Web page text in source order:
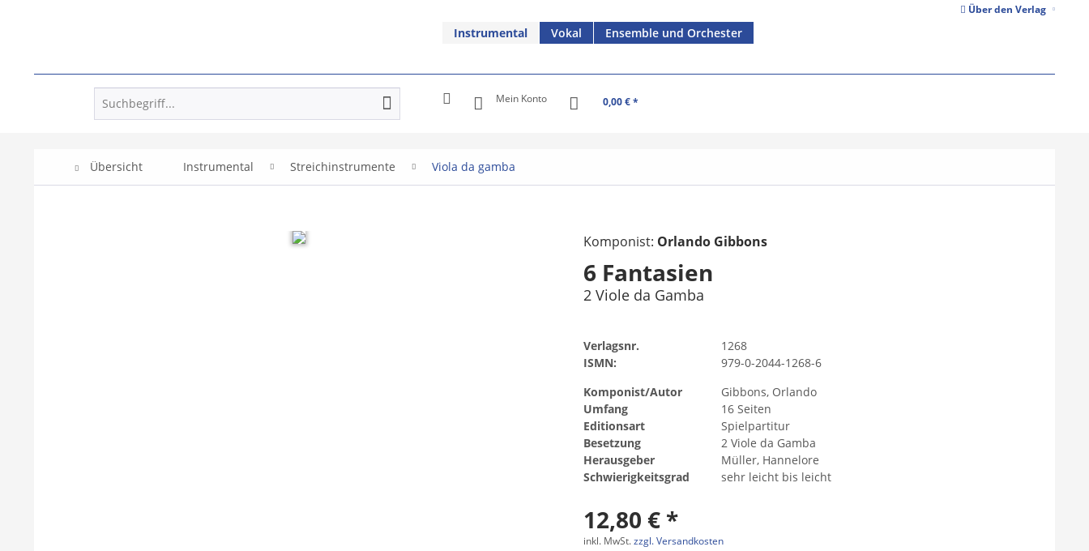
Über den Verlag
Instrumental Vokal Ensemble und Orchester
Mein Konto 0,00 € *
Übersicht Instrumental Streichinstrumente Viola da gamba
Komponist: Orlando Gibbons
6 Fantasien
2 Viole da Gamba
Verlagsnr.
1268
ISMN:
979-0-2044-1268-6
Komponist/Autor
Gibbons, Orlando
Umfang
16 Seiten
Editionsart
Spielpartitur
Besetzung
2 Viole da Gamba
Herausgeber
Müller, Hannelore
Schwierigkeitsgrad
sehr leicht bis leicht
12,80 € *
inkl. MwSt.zzgl. Versandkosten